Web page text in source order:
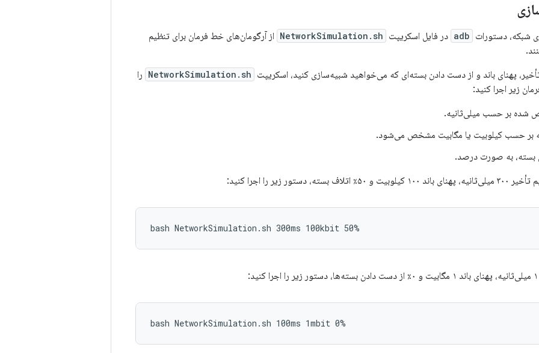
شبکه، دستورات adb در فایل اسکریپت NetworkSimulation.sh از آرگومان‌های خط فرمان برای تنظیم
پهنای باند و از دست دادن بسته‌ای که می‌خواهید شبیه‌سازی کنید، اسکریپت NetworkSimulation.sh را
زیر اجرا کنید:
شده بر حسب میلی‌ثانیه.
که بر حسب کیلوبیت یا مگابیت مشخص می‌شود.
بسته، به صورت درصد.
دستور زیر را اجرا کنید: